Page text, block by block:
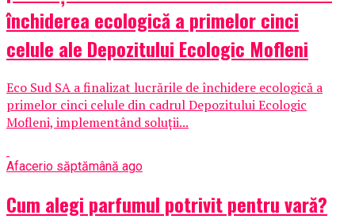
închiderea ecologică a primelor cinci
celule ale Depozitului Ecologic Mofleni
Eco Sud SA a finalizat lucrările de închidere ecologică a
primelor cinci celule din cadrul Depozitului Ecologic
Mofleni, implementând soluții...
Afacerio săptămână ago
Cum alegi parfumul potrivit pentru vară?